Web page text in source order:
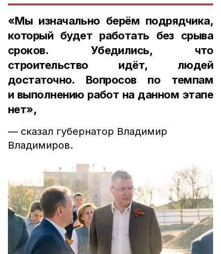
«Мы изначально берём подрядчика,
который будет работать без срыва
сроков. Убедились, что
строительство идёт, людей
достаточно. Вопросов по темпам
и выполнению работ на данном этапе
нет»,
— сказал губернатор Владимир
Владимиров.